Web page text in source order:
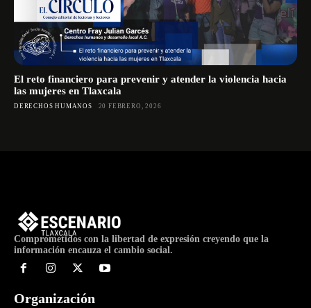
El reto financiero para prevenir y atender la violencia hacia
las mujeres en Tlaxcala
DERECHOS HUMANOS 20 FEBRERO, 2026
Comprometidos con la libertad de expresión creyendo que la
información encauza el cambio social.
Organización